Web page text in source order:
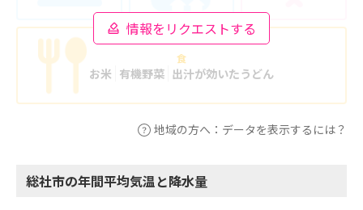
情報をリクエストする
食
お米 有機野菜 出汁が効いたうどん
地域の方へ：データを表示するには？
総社市の年間平均気温と降水量